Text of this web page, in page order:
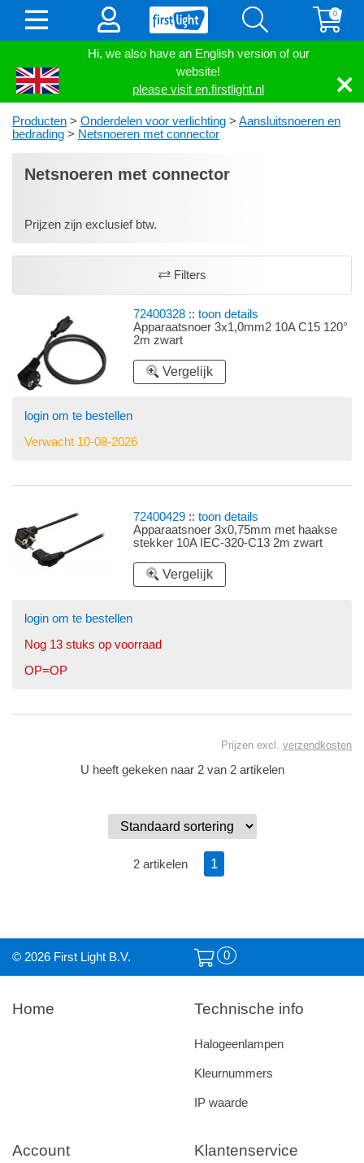
Hi, we also have an English version of our
website!
please visit en.firstlight.nl
0
Producten > Onderdelen voor verlichting > Aansluitsnoeren en
bedrading > Netsnoeren met connector
Netsnoeren met connector
Prijzen zijn exclusief btw.
Filters
72400328 ::toon details
Apparaatsnoer 3x1,0mm2 10A C15 120°
2m zwart
Vergelijk
login om te bestellen
Verwacht 10-08-2026
72400429 ::toon details
Apparaatsnoer 3x0,75mm met haakse
stekker 10A IEC-320-C13 2m zwart
Vergelijk
login om te bestellen
Nog 13 stuks op voorraad
OP=OP
Prijzen excl. verzendkosten
U heeft gekeken naar 2 van 2 artikelen
2 artikelen 1
© 2026 First Light B.V. 0
Home
Klantenservice
Account
Technische info
Halogeenlampen
Kleurnummers
IP waarde